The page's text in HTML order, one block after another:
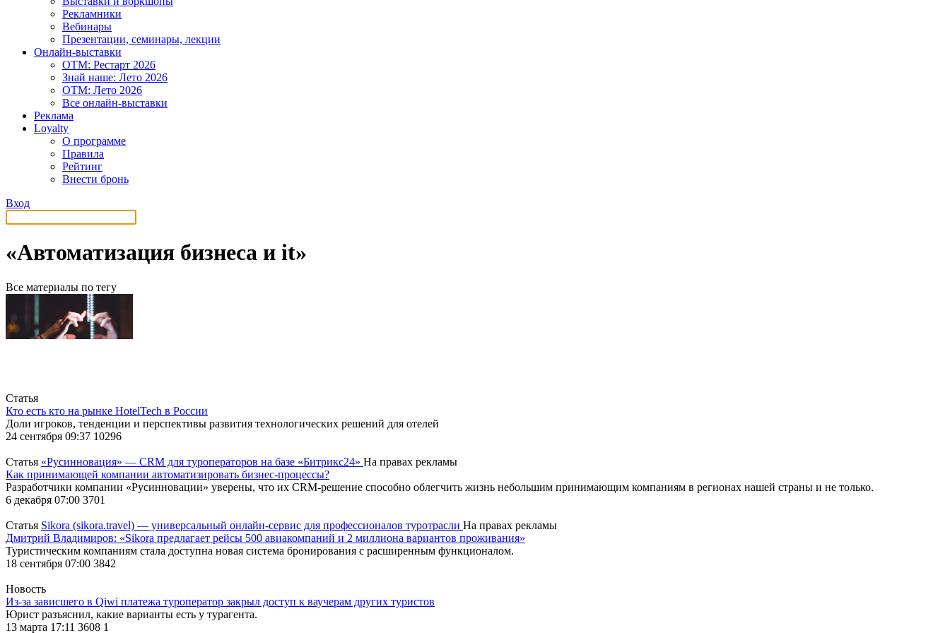
Рекламники
Вебинары
Презентации, семинары, лекции
Онлайн-выставки
OTM: Рестарт 2026
Знай наше: Лето 2026
OTM: Лето 2026
Все онлайн-выставки
Реклама
Loyalty
О программе
Правила
Рейтинг
Внести бронь
Вход
«Автоматизация бизнеса и it»
Все материалы по тегу
Статья
Кто есть кто на рынке HotelTech в России
Доли игроков, тенденции и перспективы развития технологических решений для отелей
24 сентября 09:37 10296
Статья «Русинновация» — CRM для туроператоров на базе «Битрикс24» На правах рекламы
Как принимающей компании автоматизировать бизнес-процессы?
Разработчики компании «Русинновации» уверены, что их CRM-решение способно облегчить жизнь небольшим принимающим компаниям в регионах нашей страны и не только.
6 декабря 07:00 3701
Статья Sikora (sikora.travel) — универсальный онлайн-сервис для профессионалов туротрасли На правах рекламы
Дмитрий Владимиров: «Sikora предлагает рейсы 500 авиакомпаний и 2 миллиона вариантов проживания»
Туристическим компаниям стала доступна новая система бронирования с расширенным функционалом.
18 сентября 07:00 3842
Новость
Из-за зависшего в Qiwi платежа туроператор закрыл доступ к ваучерам других туристов
Юрист разъяснил, какие варианты есть у турагента.
13 марта 17:11 3608 1